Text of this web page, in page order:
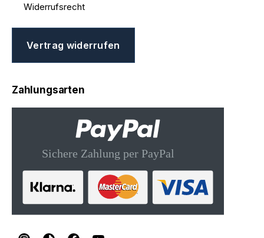
Widerrufsrecht
Vertrag widerrufen
Zahlungsarten